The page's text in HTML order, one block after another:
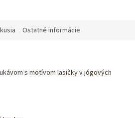
Ostatné informácie
s motívom lasičky v jógových